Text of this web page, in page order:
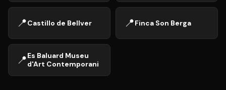
📍Castillo de Bellver 📍Finca Son Berga
📍Es Baluard Museu
d'Art Contemporani